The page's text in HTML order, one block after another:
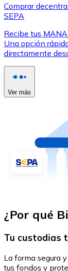
Comprar
SEPA
Recibe tus
Una opción
directamente
Ver más
¿Por qué
Tu custodias
La forma segura
tus fondos y